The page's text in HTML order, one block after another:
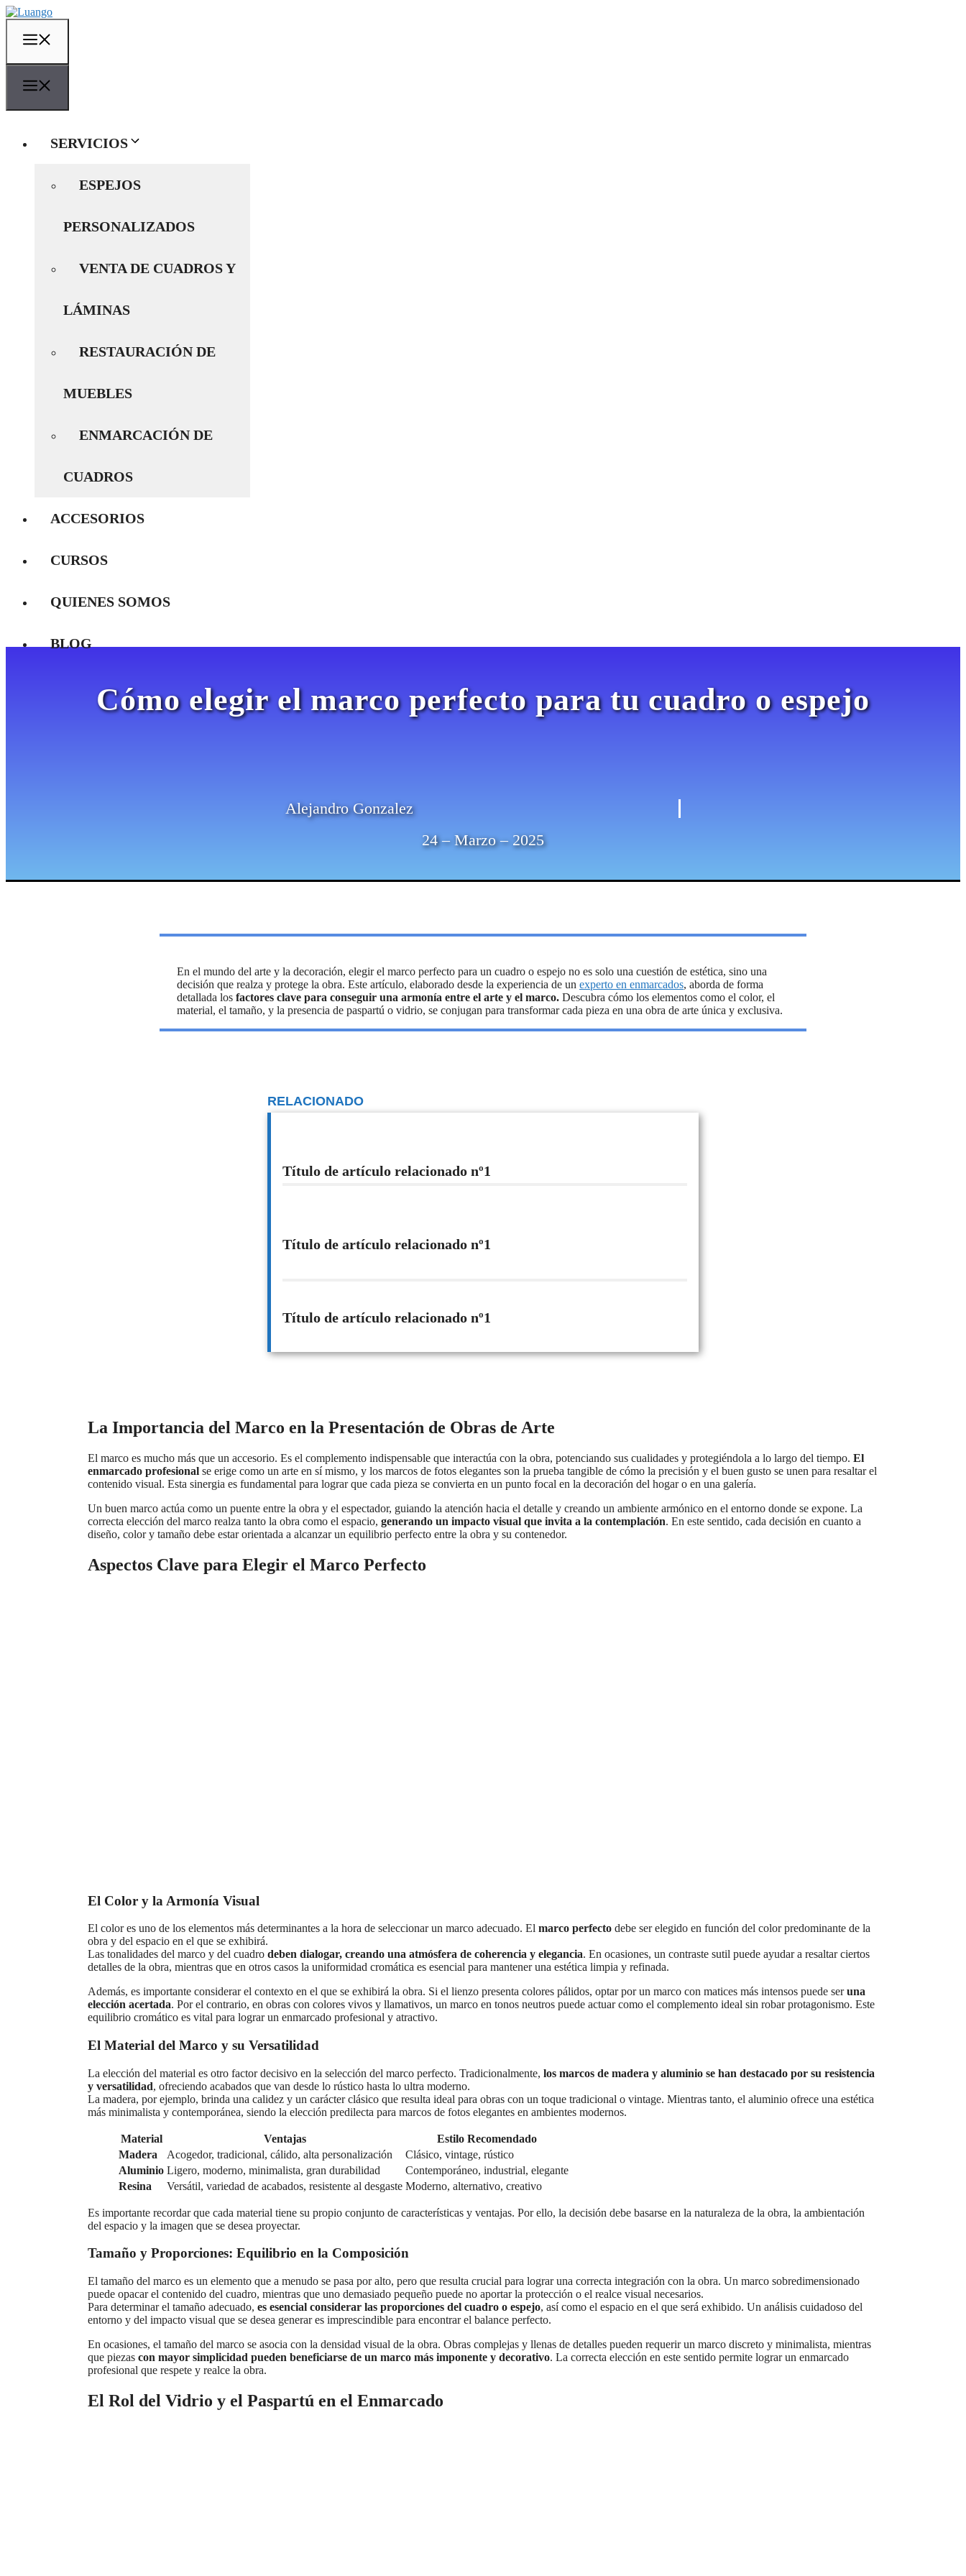
Saltar
al
contenido
SERVICIOS
ESPEJOS
PERSONALIZADOS
VENTA DE CUADROS Y
LÁMINAS
RESTAURACIÓN DE
MUEBLES
ENMARCACIÓN DE
CUADROS
ACCESORIOS
CURSOS
QUIENES SOMOS
BLOG
Cómo elegir el marco perfecto para tu cuadro o espejo
Alejandro Gonzalez
24 – Marzo – 2025
En el mundo del arte y la decoración, elegir el marco perfecto para un cuadro o espejo no es solo una cuestión de estética, sino una
decisión que realza y protege la obra. Este artículo, elaborado desde la experiencia de un experto en enmarcados, aborda de forma
detallada los factores clave para conseguir una armonía entre el arte y el marco. Descubra cómo los elementos como el color, el
material, el tamaño, y la presencia de paspartú o vidrio, se conjugan para transformar cada pieza en una obra de arte única y exclusiva.
RELACIONADO
Título de artículo relacionado nº1
Título de artículo relacionado nº1
Título de artículo relacionado nº1
La Importancia del Marco en la Presentación de Obras de Arte
El marco es mucho más que un accesorio. Es el complemento indispensable que interactúa con la obra, potenciando sus cualidades y protegiéndola a lo largo del tiempo. El
enmarcado profesional se erige como un arte en sí mismo, y los marcos de fotos elegantes son la prueba tangible de cómo la precisión y el buen gusto se unen para resaltar el
contenido visual. Esta sinergia es fundamental para lograr que cada pieza se convierta en un punto focal en la decoración del hogar o en una galería.
Un buen marco actúa como un puente entre la obra y el espectador, guiando la atención hacia el detalle y creando un ambiente armónico en el entorno donde se expone. La
correcta elección del marco realza tanto la obra como el espacio, generando un impacto visual que invita a la contemplación. En este sentido, cada decisión en cuanto a
diseño, color y tamaño debe estar orientada a alcanzar un equilibrio perfecto entre la obra y su contenedor.
Aspectos Clave para Elegir el Marco Perfecto
El Color y la Armonía Visual
El color es uno de los elementos más determinantes a la hora de seleccionar un marco adecuado. El marco perfecto debe ser elegido en función del color predominante de la
obra y del espacio en el que se exhibirá.
Las tonalidades del marco y del cuadro deben dialogar, creando una atmósfera de coherencia y elegancia. En ocasiones, un contraste sutil puede ayudar a resaltar ciertos
detalles de la obra, mientras que en otros casos la uniformidad cromática es esencial para mantener una estética limpia y refinada.
Además, es importante considerar el contexto en el que se exhibirá la obra. Si el lienzo presenta colores pálidos, optar por un marco con matices más intensos puede seruna
elección acertada. Por el contrario, en obras con colores vivos y llamativos, un marco en tonos neutros puede actuar como el complemento ideal sin robar protagonismo. Este
equilibrio cromático es vital para lograr un enmarcado profesional y atractivo.
El Material del Marco y su Versatilidad
La elección del material es otro factor decisivo en la selección del marco perfecto. Tradicionalmente, los marcos de madera y aluminio se han destacado por su resistencia
y versatilidad, ofreciendo acabados que van desde lo rústico hasta lo ultra moderno.
La madera, por ejemplo, brinda una calidez y un carácter clásico que resulta ideal para obras con un toque tradicional o vintage. Mientras tanto, el aluminio ofrece una estética
más minimalista y contemporánea, siendo la elección predilecta para marcos de fotos elegantes en ambientes modernos.
Material Ventajas
Estilo Recomendado
Madera
Acogedor, tradicional, cálido, alta personalización
Clásico, vintage, rústico
Aluminio Ligero, moderno, minimalista, gran durabilidad
Contemporáneo, industrial, elegante
Resina
Versátil, variedad de acabados, resistente al desgaste Moderno, alternativo, creativo
Es importante recordar que cada material tiene su propio conjunto de características y ventajas. Por ello, la decisión debe basarse en la naturaleza de la obra, la ambientación
del espacio y la imagen que se desea proyectar.
Tamaño y Proporciones: Equilibrio en la Composición
El tamaño del marco es un elemento que a menudo se pasa por alto, pero que resulta crucial para lograr una correcta integración con la obra. Un marco sobredimensionado
puede opacar el contenido del cuadro, mientras que uno demasiado pequeño puede no aportar la protección o el realce visual necesarios.
Para determinar el tamaño adecuado, es esencial considerar las proporciones del cuadro o espejo, así como el espacio en el que será exhibido. Un análisis cuidadoso del
entorno y del impacto visual que se desea generar es imprescindible para encontrar el balance perfecto.
En ocasiones, el tamaño del marco se asocia con la densidad visual de la obra. Obras complejas y llenas de detalles pueden requerir un marco discreto y minimalista, mientras
que piezas con mayor simplicidad pueden beneficiarse de un marco más imponente y decorativo. La correcta elección en este sentido permite lograr un enmarcado
profesional que respete y realce la obra.
El Rol del Vidrio y el Paspartú en el Enmarcado